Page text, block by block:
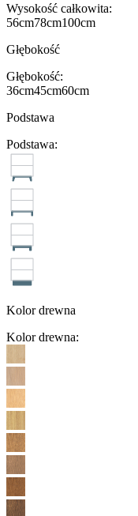
Wysokość całkowita:
56cm78cm100cm
Głębokość
Głębokość:
36cm45cm60cm
Podstawa
Podstawa:
Kolor drewna
Kolor drewna: